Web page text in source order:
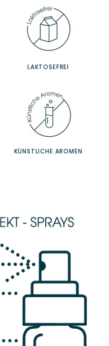
LAKTOSEFREI
KÜNSTLICHE AROMEN